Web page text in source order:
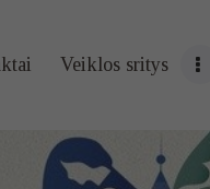
Veiklos sritys